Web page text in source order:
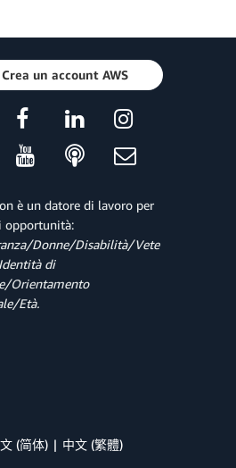
Crea un account AWS
è un datore di lavoro per
opportunità:
Donne/Disabilità/Vete
di
Orientamento
Età.
(简体) 中文 (繁體)